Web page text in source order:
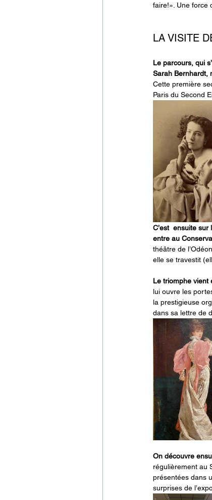
faire!». Une force
LA VISITE
Le parcours, qui
Sarah Bernhardt,
Cette première
Paris du Second
C’est  ensuite
entre au
théâtre de
elle se travestit
Le triomphe vient
lui ouvre les
la prestigieuse
dans sa lettre de
On découvre
régulièrement au
présentées dans
surprises de